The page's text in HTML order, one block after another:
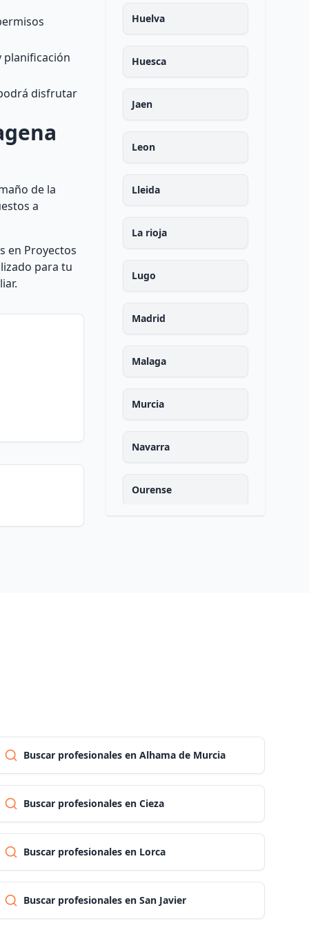
planificación
disfrutar
de la
a
en Proyectos
para tu
Huelva
Huesca
Jaen
Leon
Lleida
La rioja
Lugo
Madrid
Malaga
Murcia
Navarra
Ourense
Cantabria
Segovia
Sevilla
Soria
Buscar profesionales en Alhama de Murcia
Buscar profesionales en Cieza
Buscar profesionales en Lorca
Buscar profesionales en San Javier